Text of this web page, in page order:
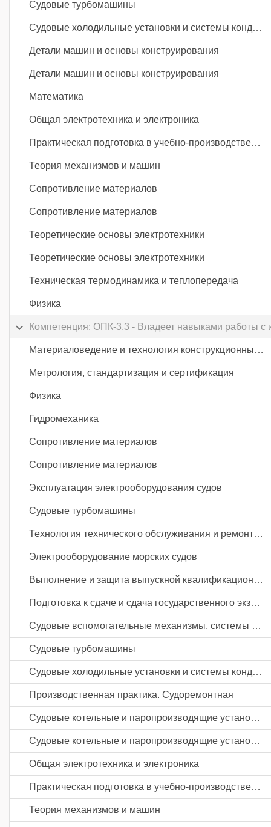
Судовые турбомашины
Судовые холодильные установки и системы кондиционирования воздуха
Детали машин и основы конструирования
Детали машин и основы конструирования
Математика
Общая электротехника и электроника
Практическая подготовка в учебно-производственных мастерских
Теория механизмов и машин
Сопротивление материалов
Сопротивление материалов
Теоретические основы электротехники
Теоретические основы электротехники
Техническая термодинамика и теплопередача
Физика
Компетенция: ОПК-3.3 - Владеет навыками работы
Материаловедение и технология конструкционных материалов
Метрология, стандартизация и сертификация
Физика
Гидромеханика
Сопротивление материалов
Сопротивление материалов
Эксплуатация электрооборудования судов
Судовые турбомашины
Технология технического обслуживания и ремонта судов
Электрооборудование морских судов
Выполнение и защита выпускной квалификационной работы
Подготовка к сдаче и сдача государственного экзамена
Судовые вспомогательные механизмы, системы и устройства
Судовые турбомашины
Судовые холодильные установки и системы кондиционирования воздуха
Производственная практика. Судоремонтная
Судовые котельные и паропроизводящие установки
Судовые котельные и паропроизводящие установки
Общая электротехника и электроника
Практическая подготовка в учебно-производственных мастерских
Теория механизмов и машин